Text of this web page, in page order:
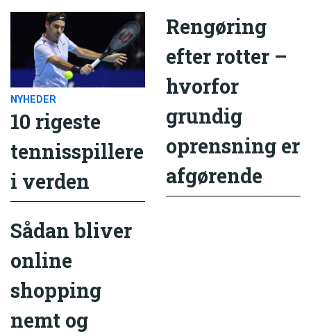
NYHEDER
10 rigeste
tennisspillere
i verden
Rengøring
efter rotter –
hvorfor
grundig
oprensning er
afgørende
Sådan bliver
online
shopping
nemt og